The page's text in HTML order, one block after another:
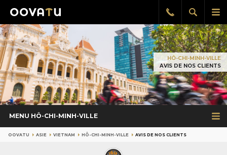
le
Afficher
la
Rappel
gratuit
HÔ-CHI-MINH-VILLE
AVIS DE NOS CLIENTS
MENU HÔ-CHI-MINH-VILLE
OOVATU ASIE VIETNAM HÔ-CHI-MINH-VILLE AVIS DE NOS CLIENTS